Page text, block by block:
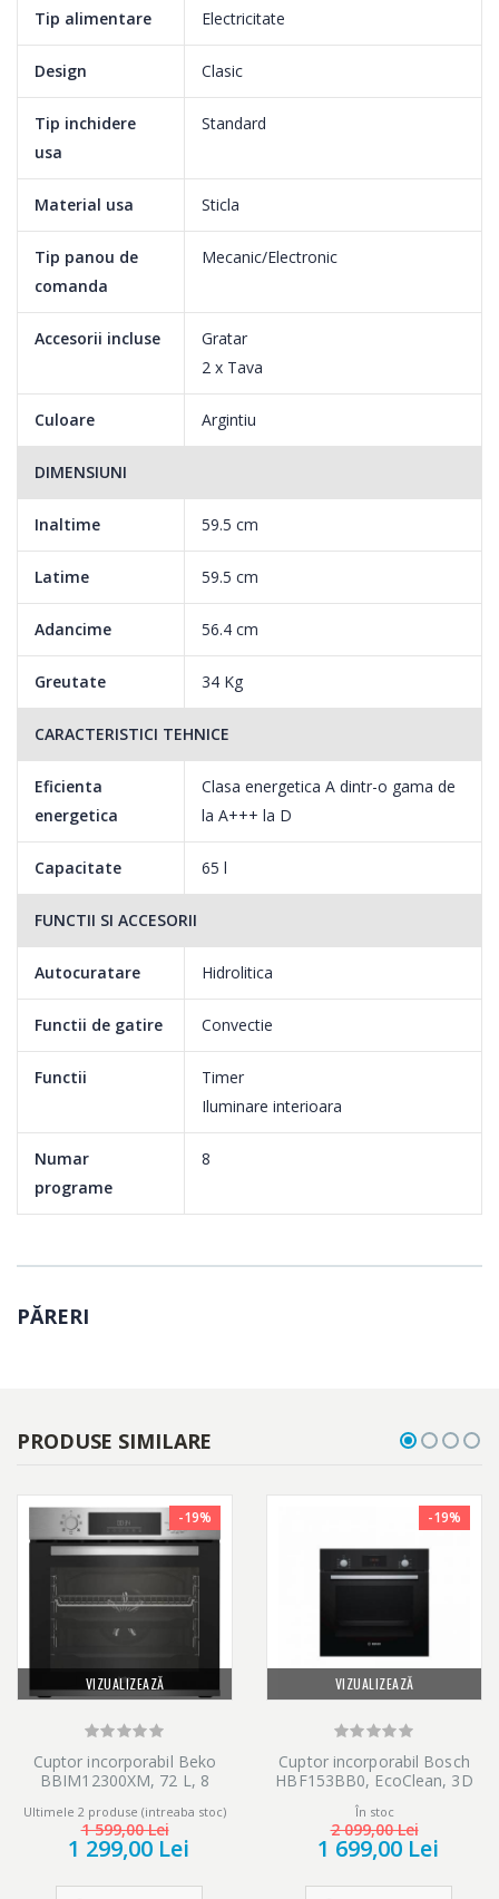
Clasa energetica A
O mai buna eficienta energetica.
bucuri atat de performanta ideala cat si de un consum excelent
Clasa de energie
Clasa de enegie remarcabila.
Indiferent de clasa energetica A/A+ te bucuri de rezultate
excelente si consum mai mic.
Tip alimentare Electricitate
Design Clasic
Tip inchidere
usa
Standard
Material usa Sticla
Tip panou de
comanda
Mecanic/Electronic
Accesorii incluse
Gratar
2 x Tava
Culoare Argintiu
DIMENSIUNI
Inaltime 59.5 cm
Latime 59.5 cm
Adancime 56.4 cm
Greutate 34 Kg
CARACTERISTICI TEHNICE
Eficienta
energetica
Clasa energetica A dintr-o gama de
la A+++ la D
Capacitate 65 l
FUNCTII SI ACCESORII
Autocuratare Hidrolitica
Functii de gatire Convectie
Functii
Timer
Iluminare interioara
Numar
programe
8
PĂRERI
PRODUSE SIMILARE
VIZUALIZEAZĂ
-19%
Cuptor incorporabil Beko
BBIM12300XM, 72 L, 8
Autocuratare catalitica,
Control mecanic, Clasa A,
Inox
Ultimele 2 produse (intreaba stoc)
1 599,00 Lei
1 299,00 Lei
VIZUALIZEAZĂ
-19%
Cuptor incorporabil Bosch
HBF153BB0, EcoClean, 3D
Hotair, 60 cm, Negru
În stoc
2 099,00 Lei
1 699,00 Lei